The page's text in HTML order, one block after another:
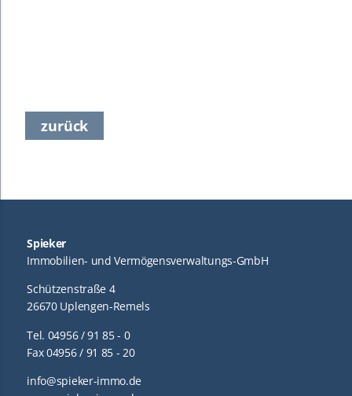
zurück
Spieker
Immobilien- und Vermögensverwaltungs-GmbH
Schützenstraße 4
26670 Uplengen-Remels
Tel. 04956 / 91 85 - 0
Fax 04956 / 91 85 - 20
info@spieker-immo.de